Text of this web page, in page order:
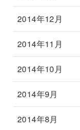
2014年12月
2014年11月
2014年10月
2014年9月
2014年8月